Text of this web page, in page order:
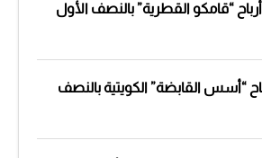
أرباح “قامكو القطرية” بالنصف الأول
أرباح “أسس القابضة” الكويتية بالنصف